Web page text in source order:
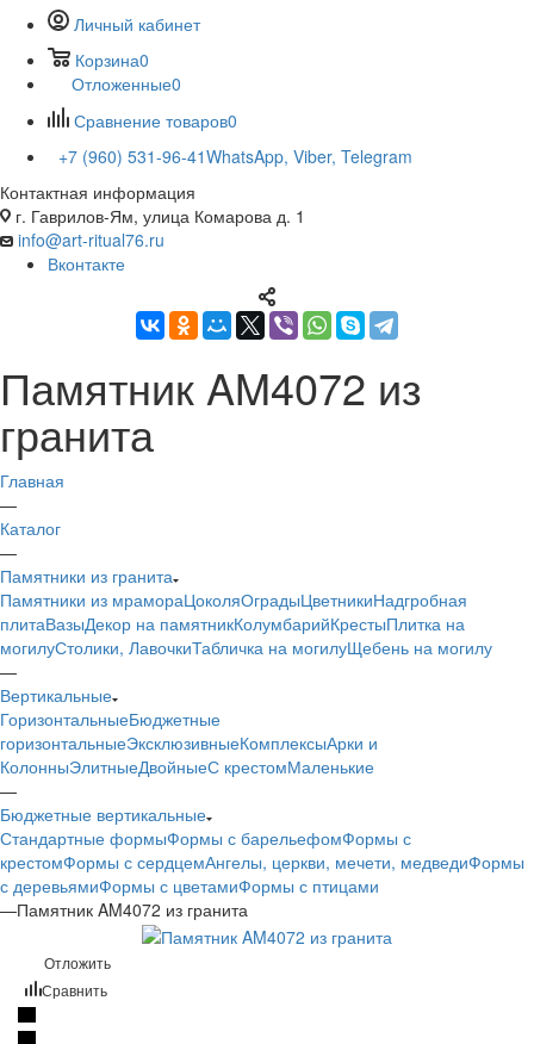
Личный кабинет
Корзина0
Отложенные0
Сравнение товаров0
+7 (960) 531-96-41WhatsApp, Viber, Telegram
Контактная информация
г. Гаврилов-Ям, улица Комарова д. 1
info@art-ritual76.ru
Вконтакте
Памятник AM4072 из
гранита
Главная
—
Каталог
—
Памятники из гранита
Памятники из мрамораЦоколяОградыЦветникиНадгробная
плитаВазыДекор на памятникКолумбарийКрестыПлитка на
могилуСтолики, ЛавочкиТабличка на могилуЩебень на могилу
—
Вертикальные
ГоризонтальныеБюджетные
горизонтальныеЭксклюзивныеКомплексыАрки и
КолонныЭлитныеДвойныеС крестомМаленькие
—
Бюджетные вертикальные
Стандартные формыФормы с барельефомФормы с
крестомФормы с сердцемАнгелы, церкви, мечети, медведиФормы
с деревьямиФормы с цветамиФормы с птицами
—Памятник AM4072 из гранита
Отложить
Сравнить